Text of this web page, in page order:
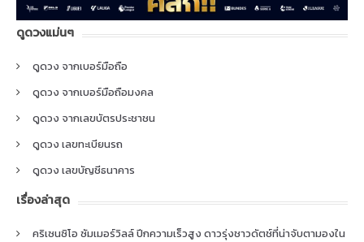
ดูดวงแม่นๆ
ดูดวง จากเบอร์มือถือ
ดูดวง จากเบอร์มือถือมงคล
ดูดวง จากเลขบัตรประชาชน
ดูดวง เลขทะเบียนรถ
ดูดวง เลขบัญชีธนาคาร
เรื่องล่าสุด
คริเซนซิโอ ซัมเมอร์วิลล์ ปีกความเร็วสูง ดาวรุ่งชาวดัตช์ที่น่าจับตามองใน